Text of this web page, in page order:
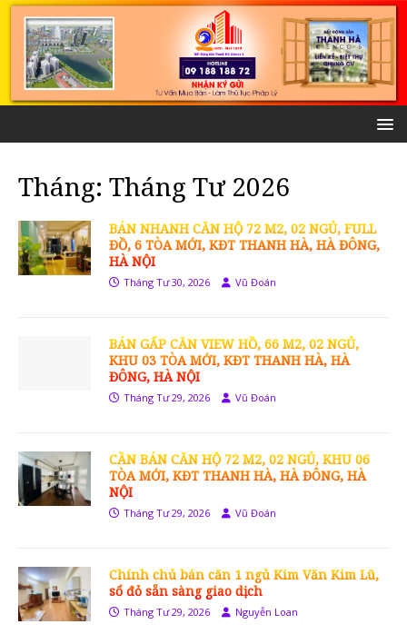
Tháng: Tháng Tư 2026
BÁN NHANH CĂN HỘ 72 M2, 02 NGỦ, FULL
ĐỒ, 6 TÒA MỚI, KĐT THANH HÀ, HÀ ĐÔNG,
HÀ NỘI
Tháng Tư 30, 2026 Vũ Đoán
BÁN GẤP CĂN VIEW HỒ, 66 M2, 02 NGỦ,
KHU 03 TÒA MỚI, KĐT THANH HÀ, HÀ
ĐÔNG, HÀ NỘI
Tháng Tư 29, 2026 Vũ Đoán
CẦN BÁN CĂN HỘ 72 M2, 02 NGỦ, KHU 06
TÒA MỚI, KĐT THANH HÀ, HÀ ĐÔNG, HÀ
NỘI
Tháng Tư 29, 2026 Vũ Đoán
Chính chủ bán căn 1 ngủ Kim Văn Kim Lũ,
sổ đỏ sẵn sàng giao dịch
Tháng Tư 29, 2026 Nguyễn Loan